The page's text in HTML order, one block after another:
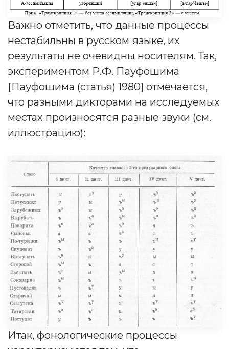
Важно отметить, что данные процессы
нестабильны в русском языке, их
результаты не очевидны носителям. Так,
экспериментом Р.Ф. Пауфошима
[Пауфошима (статья) 1980] отмечается,
что разными дикторами на исследуемых
местах произносятся разные звуки (см.
иллюстрацию):
Итак, фонологические процессы